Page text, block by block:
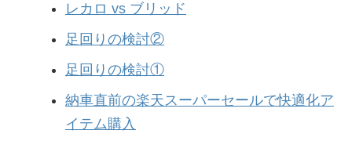
レカロ vs ブリッド
足回りの検討②
足回りの検討①
納車直前の楽天スーパーセールで快適化ア
イテム購入